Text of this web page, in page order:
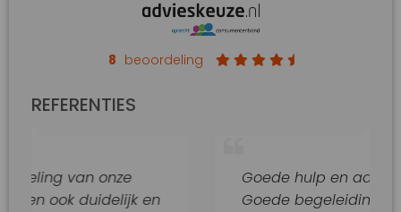
8 beoordeling
REFERENTIES
onze
duidelijk en
Goede hulp en adviezen.
Goede begeleiding van dit